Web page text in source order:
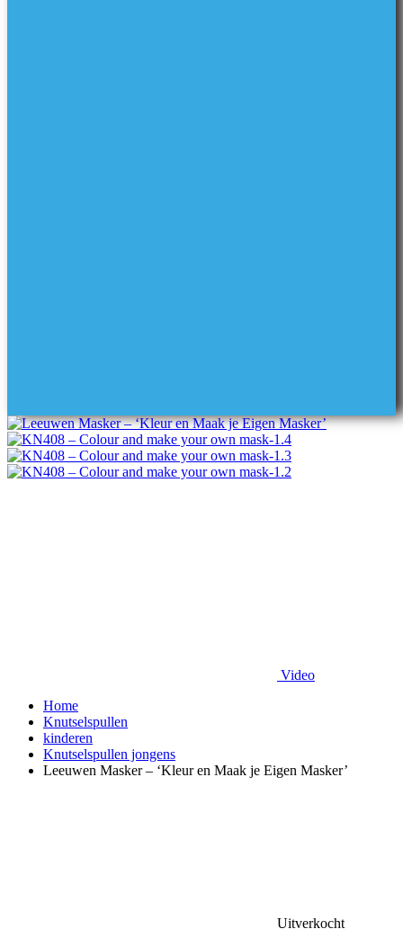
Video
Home
Knutselspullen
kinderen
Knutselspullen jongens
Leeuwen Masker – ‘Kleur en Maak je Eigen Masker’
Uitverkocht